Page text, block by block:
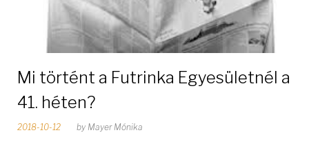
Mi történt a Futrinka Egyesületnél a
41. héten?
2018-10-12 by Mayer Mónika